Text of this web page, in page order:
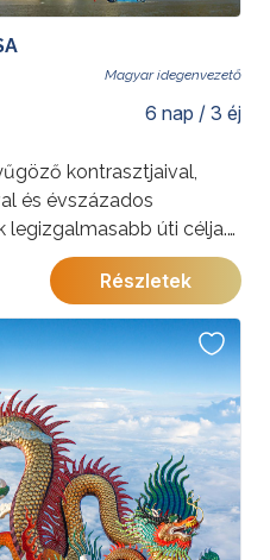
Magyar idegenvezető
6 nap / 3 éj
kontrasztjaival,
és évszázados
legizgalmasabb úti célja.
a Yu Yuan kert, a
Pudong negyed és a
utcái várják az utazókat. A
a magyar
az utazás
pedig még
kattintson ide.
Részletek